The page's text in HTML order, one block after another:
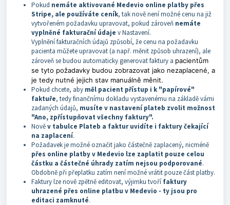
Pokud nemáte aktivované Medevio online platby přes
Stripe, ale používáte ceník, tak nově není možné cenu na již
vytvořeném požadavku upravovat, pokud zároveň nemáte
vyplněné fakturační údaje v Nastavení.
Vyplnění fakturačních údajů způsobí, že cenu na požadavku
pacienta můžete upravovat (a např. měnit způsob uhrazení), ale
zároveň se budou automaticky generovat faktury a pacientům
se tyto požadavky budou zobrazovat jako nezaplacené, a
je tedy nutné jejich stav manuálně měnit.
Pokud chcete, aby měl pacient přístup i k "papírové"
faktuře, tedy finančnímu dokladu vystavenému na základě vámi
zadaných údajů, musíte v nastavení plateb zvolit možnost
"Ano, zpřístupňovat všechny faktury".
Nověv tabulce Plateb a faktur uvidíte i faktury čekající
na zaplacení.
Požadavek je možné označit jako částečně zaplacený, nicméně
přes online platby v Medevio lze zaplatit pouze celou
částku a částečné úhrady zatím nejsou podporované.
Obdobně při přeplatku zatím není možné vrátit pouze část platby.
Faktury lze nově zpětně editovat, výjimku tvoří faktury
uhrazené přes online platbu v Medevio - ty jsou pro
editaci zamknuté.